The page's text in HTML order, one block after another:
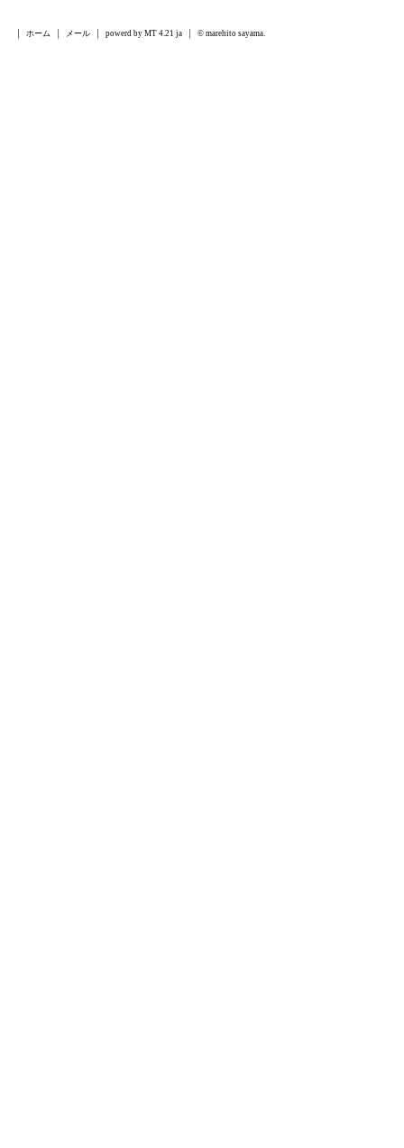
ホーム メール powerd by MT 4.21 ja © marehito sayama.